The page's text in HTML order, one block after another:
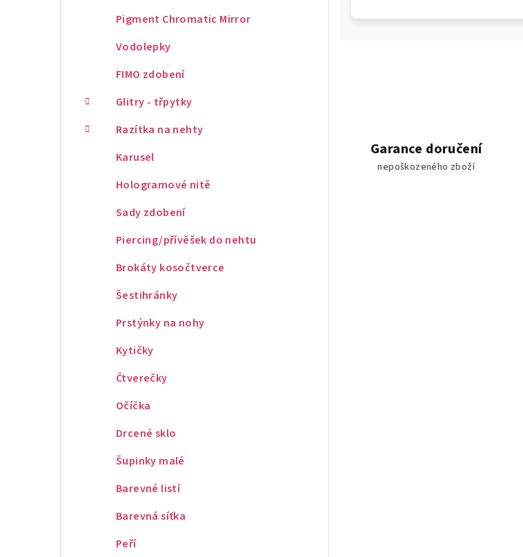
Pigment Chromatic Mirror
Vodolepky
FIMO zdobení
Glitry - třpytky
Razítka na nehty
Karusel
Hologramové nitě
Sady zdobení
Piercing/přívěšek do nehtu
Brokáty kosočtverce
Šestihránky
Prstýnky na nohy
Kytičky
Čtverečky
Očíčka
Drcené sklo
Šupinky malé
Barevné listí
Barevná síťka
Peří
Garance doručení
nepoškozeného zboží